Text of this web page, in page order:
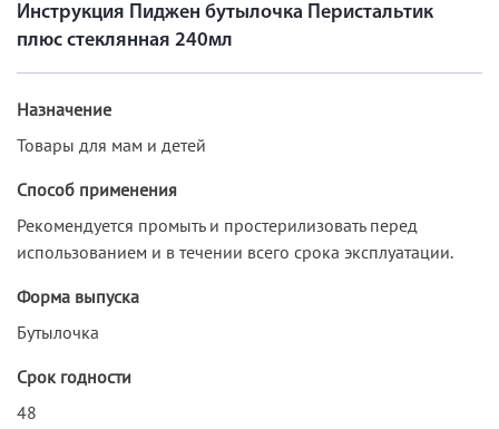
Инструкция Пиджен бутылочка Перистальтик
плюс стеклянная 240мл
Назначение
Товары для мам и детей
Способ применения
Рекомендуется промыть и простерилизовать перед
использованием и в течении всего срока эксплуатации.
Форма выпуска
Бутылочка
Срок годности
48